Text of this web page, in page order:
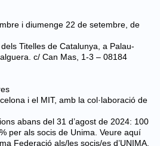
i diumenge 22 de setembre, de
Titelles de Catalunya, a Palau-
c/ Can Mas, 1-3 – 08184
i el MIT, amb la col·laboració de
abans del 31 d’agost de 2024: 100
per als socis de Unima. Veure aquí
Federació als/les socis/es d’UNIMA.